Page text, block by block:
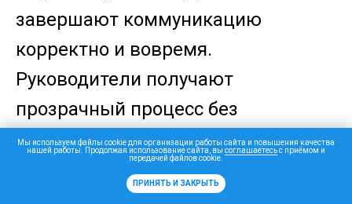
завершают коммуникацию
корректно и вовремя.
Руководители получают
прозрачный процесс без
разрозненных статусов и лишних
ручных действий.
Мы используем файлы cookie для организации работы сайта и повышения качества
нашей работы. Продолжая использование сайта, вы соглашаетесьс приёмом и
передачей файлов cookie.
ПРИНЯТЬ И ЗАКРЫТЬ